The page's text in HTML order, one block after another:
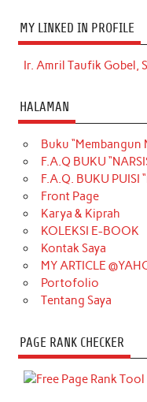
MY LINKED IN PROFILE
Ir. Amril Taufik Gobel,
HALAMAN
Buku “Membangun
F.A.Q BUKU
F.A.Q. BUKU PUISI
Front Page
Karya & Kiprah
KOLEKSI E-BOOK
Kontak Saya
MY ARTICLE
Portofolio
Tentang Saya
PAGE RANK CHECKER